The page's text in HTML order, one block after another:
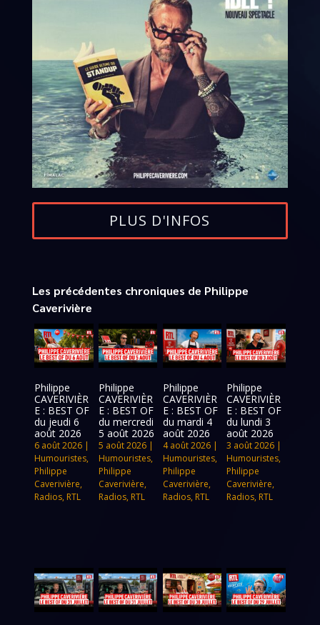
PLUS D'INFOS
Les précédentes chroniques de Philippe
Caverivière
Philippe
CAVERIVIÈR
E : BEST OF
du jeudi 6
août 2026
6 août 2026 |
Humouristes,
Philippe
Caverivière,
Radios, RTL
Philippe
CAVERIVIÈR
E : BEST OF
du mercredi
5 août 2026
5 août 2026|
Humouristes,
Philippe
Caverivière,
Radios, RTL
Philippe
CAVERIVIÈR
E : BEST OF
du mardi 4
août 2026
4 août 2026|
Humouristes,
Philippe
Caverivière,
Radios, RTL
Philippe
CAVERIVIÈR
E : BEST OF
du lundi 3
août 2026
3 août 2026 |
Humouristes,
Philippe
Caverivière,
Radios, RTL